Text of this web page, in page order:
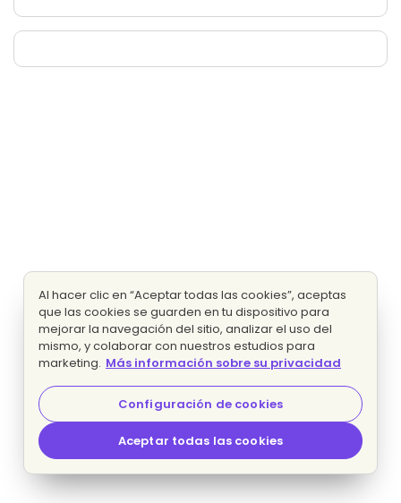
Al hacer clic en “Aceptar todas las cookies”, aceptas
que las cookies se guarden en tu dispositivo para
mejorar la navegación del sitio, analizar el uso del
mismo, y colaborar con nuestros estudios para
marketing. Más información sobre su privacidad
Configuración de cookies
Aceptar todas las cookies